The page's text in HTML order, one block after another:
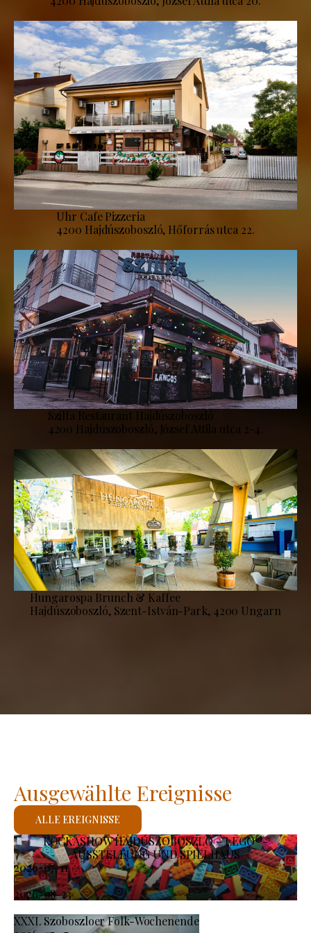
Uhr Cafe Pizzeria
4200 Hajdúszoboszló, Hőforrás utca 22.
Szilfa Restaurant Hajdúszoboszló
4200 Hajdúszoboszló, József Attila utca 2-4.
Hungarospa Brunch & Kaffee
Hajdúszoboszló, Szent-István-Park, 4200 Ungarn
KOCKASHOW HAJDÚSZOBOSZLÓ – LEGO®-
AUSSTELLUNG UND SPIELHAUS
2026-07-11
-
2026-08-23
XXXI. Szoboszloer Folk-Wochenende
Ausgewählte Ereignisse
ALLE EREIGNISSE